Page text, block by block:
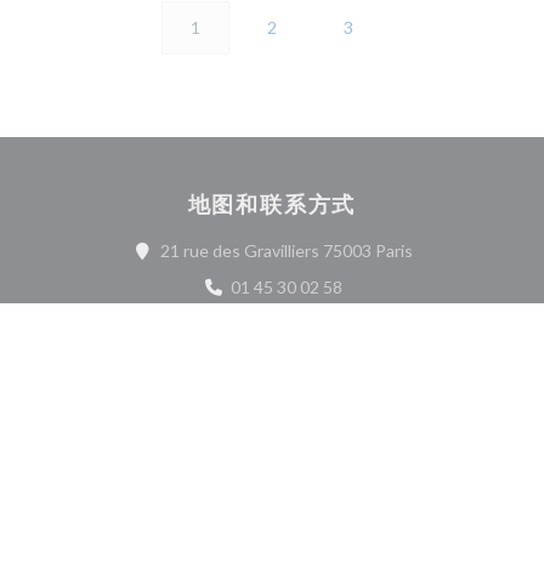
1 2 3
地图和联系方式
21 rue des Gravilliers 75003 Paris((在新窗口中打开
01 45 30 02 58